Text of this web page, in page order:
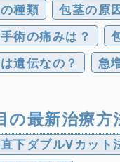
種類 包茎の原
術の痛みは？
遺伝なの？
急
の最新治療方
下ダブルVカット